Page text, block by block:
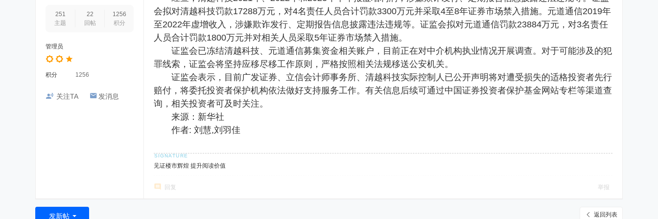
251
主题
22
回帖
1256
积分
管理员
积分 1256
关注TA 发消息
会拟对清越科技罚款17288万元，对4名责任人员合计罚款3300万元并采取4至8年证券市场禁入措施。元道通信2019年
至2022年虚增收入，涉嫌欺诈发行、定期报告信息披露违法违规等。证监会拟对元道通信罚款23884万元，对3名责任
人员合计罚款1800万元并对相关人员采取5年证券市场禁入措施。
证监会已冻结清越科技、元道通信募集资金相关账户，目前正在对中介机构执业情况开展调查。对于可能涉及的犯
罪线索，证监会将坚持应移尽移工作原则，严格按照相关法规移送公安机关。
证监会表示，目前广发证券、立信会计师事务所、清越科技实际控制人已公开声明将对遭受损失的适格投资者先行
赔付，将委托投资者保护机构依法做好支持服务工作。有关信息后续可通过中国证券投资者保护基金网站专栏等渠道查
询，相关投资者可及时关注。
来源：新华社
作者: 刘慧,刘羽佳
见证楼市辉煌 提升阅读价值
回复 举报
返回列表
发新帖